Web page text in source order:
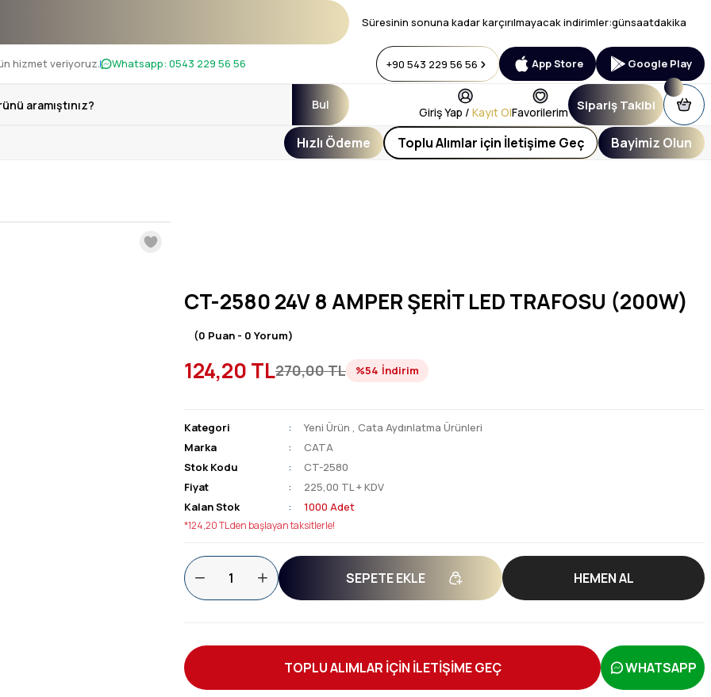
! Süresinin sonuna kadar karçırılmayacak indirimler:günsaatdakika
hizmet veriyoruz. Whatsapp: 0543 229 56 56 +90 543 229 56 56 App Store Google Play
Bul
Giriş Yap / Kayıt OlFavorilerim Sipariş Takibi
Hızlı Ödeme Toplu Alımlar için İletişime Geç Bayimiz Olun
CT-2580 24V 8 AMPER ŞERİT LED TRAFOSU (200W)
(0 Puan - 0 Yorum)
124,20 TL270,00 TL %54 İndirim
Kategori Yeni Ürün ,Cata Aydınlatma Ürünleri
Marka
CATA
Stok Kodu
CT-2580
Fiyat
225,00 TL + KDV
Kalan Stok
1000 Adet
*124,20 TL den başlayan taksitlerle!
SEPETE EKLE HEMEN AL
TOPLU ALIMLAR İÇİN İLETİŞİME GEÇ WHATSAPP